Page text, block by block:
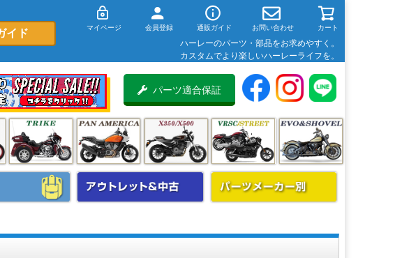
イド マイページ 会員登録 通販ガイド お問い合わせ カート
ハーレーのパーツ・部品をお求めやすく。
カスタムでより楽しいハーレーライフを。
パーツ適合保証